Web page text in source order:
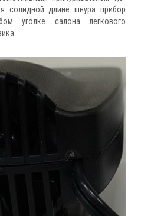
солидной длине шнура прибор
уголке салона легкового